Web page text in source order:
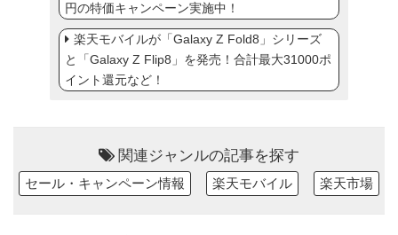
円の特価キャンペーン実施中！
楽天モバイルが「Galaxy Z Fold8」シリーズ
と「Galaxy Z Flip8」を発売！合計最大31000ポ
イント還元など！
関連ジャンルの記事を探す
セール・キャンペーン情報 楽天モバイル 楽天市場